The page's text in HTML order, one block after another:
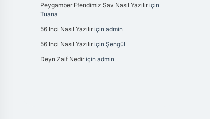
Peygamber Efendimiz Sav Nasıl Yazılıriçin
Tuana
56 Inci Nasıl Yazılıriçin admin
56 Inci Nasıl Yazılıriçin Şengül
Deyn Zaif Nediriçin admin